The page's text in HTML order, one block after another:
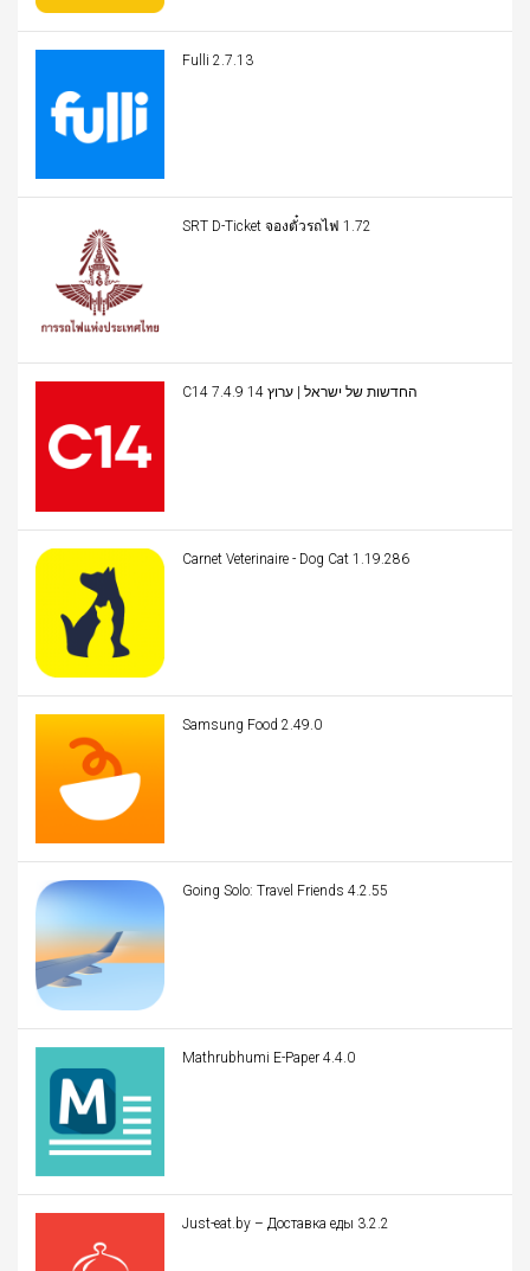
Fulli 2.7.13
SRT D-Ticket จองตั๋วรถไฟ 1.72
C14 החדשות של ישראל | ערוץ 14 7.4.9
Carnet Veterinaire - Dog Cat 1.19.286
Samsung Food 2.49.0
Going Solo: Travel Friends 4.2.55
Mathrubhumi E-Paper 4.4.0
Just-eat.by – Доставка еды 3.2.2